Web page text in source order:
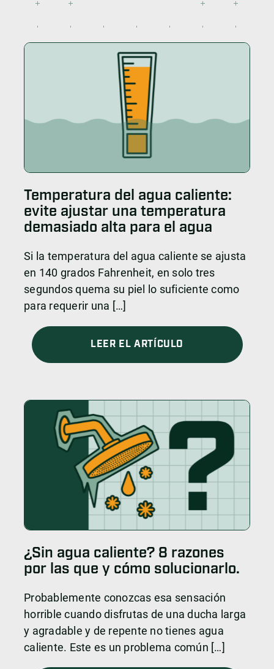
Temperatura del agua caliente:
evite ajustar una temperatura
demasiado alta para el agua
Si la temperatura del agua caliente se ajusta
en 140 grados Fahrenheit, en solo tres
segundos quema su piel lo suficiente como
para requerir una […]
LEER EL ARTÍCULO
¿Sin agua caliente? 8 razones
por las que y cómo solucionarlo.
Probablemente conozcas esa sensación
horrible cuando disfrutas de una ducha larga
y agradable y de repente no tienes agua
caliente. Este es un problema común […]